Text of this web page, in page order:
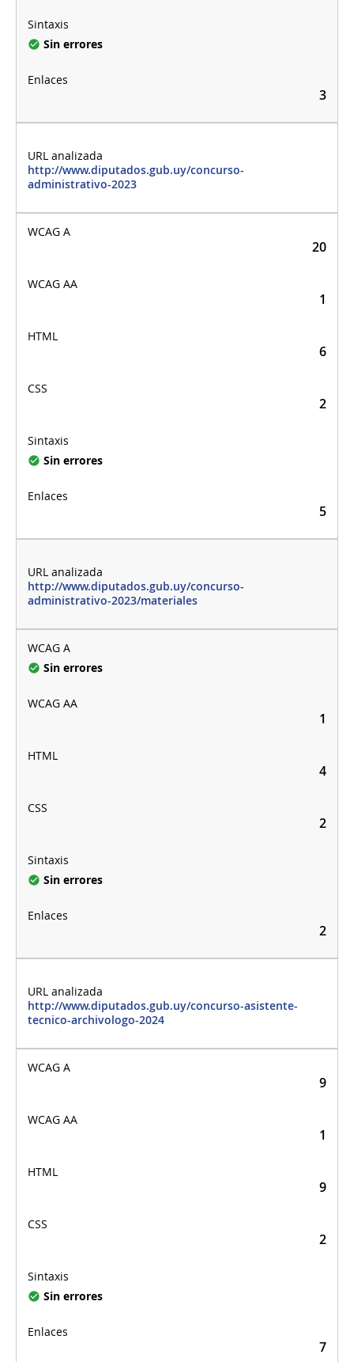
Sin errores
3
http://www.diputados.gub.uy/concurso-
administrativo-2023
20
1
6
2
Sin errores
5
http://www.diputados.gub.uy/concurso-
administrativo-2023/materiales
Sin errores
1
4
2
Sin errores
2
http://www.diputados.gub.uy/concurso-asistente-
tecnico-archivologo-2024
9
1
9
2
Sin errores
7